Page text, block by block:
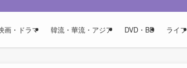
画・ドラマ 韓流・華流・アジア DVD・BD ライフ